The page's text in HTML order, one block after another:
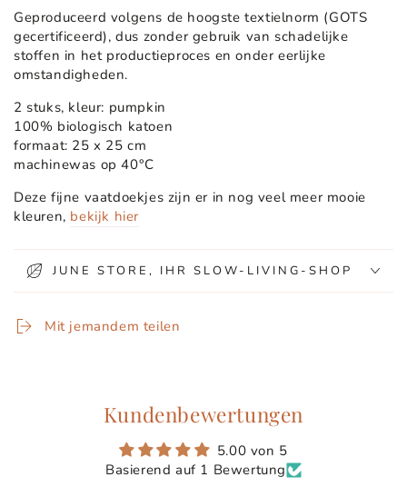
Geproduceerd volgens de hoogste textielnorm (GOTS
gecertificeerd), dus zonder gebruik van schadelijke
stoffen in het productieproces en onder eerlijke
omstandigheden.
2 stuks, kleur: pumpkin
100% biologisch katoen
formaat: 25 x 25 cm
machinewas op 40°C
Deze fijne vaatdoekjes zijn er in nog veel meer mooie
kleuren, bekijk hier
JUNE STORE, IHR SLOW-LIVING-SHOP
Mit jemandem teilen
Kundenbewertungen
5.00 von 5
Basierend auf 1 Bewertung